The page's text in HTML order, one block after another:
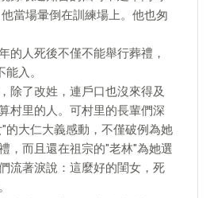
當場暈倒在訓練場上。他也匆
的人死後不僅不能舉行葬禮，
入。
除了改姓，連戶口也沒來得及
村里的人。可村里的長輩們深
的大仁大義感動，不僅破例為她
，而且還在祖宗的"老林"為她選
流著淚說：這麼好的閨女，死